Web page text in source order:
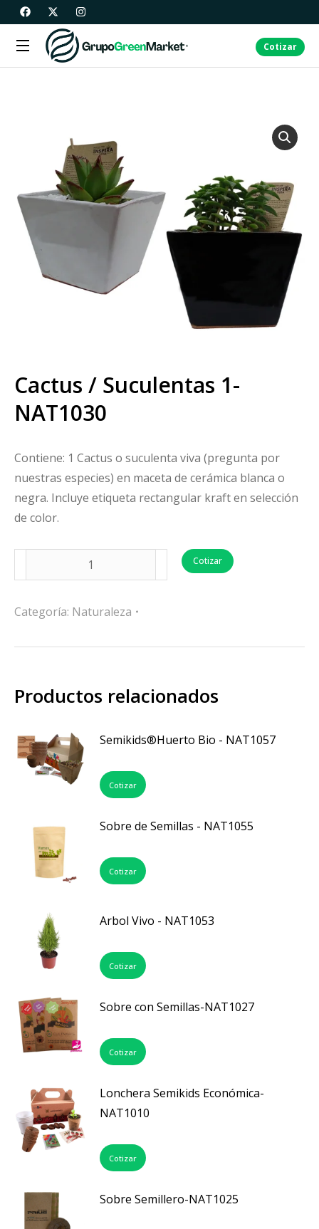
Cotizar
Cactus / Suculentas 1-
NAT1030
Contiene: 1 Cactus o suculenta viva (pregunta por
nuestras especies) en maceta de cerámica blanca o
negra. Incluye etiqueta rectangular kraft en selección
de color.
Cotizar
Categoría: Naturaleza
Productos relacionados
Semikids®Huerto Bio - NAT1057
Cotizar
Sobre de Semillas - NAT1055
Cotizar
Arbol Vivo - NAT1053
Cotizar
Sobre con Semillas-NAT1027
Cotizar
Lonchera Semikids Económica-
NAT1010
Cotizar
Sobre Semillero-NAT1025